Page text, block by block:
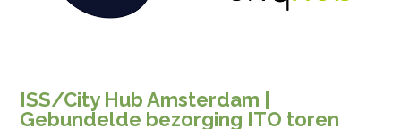
ISS/City Hub Amsterdam |
Gebundelde bezorging ITO toren